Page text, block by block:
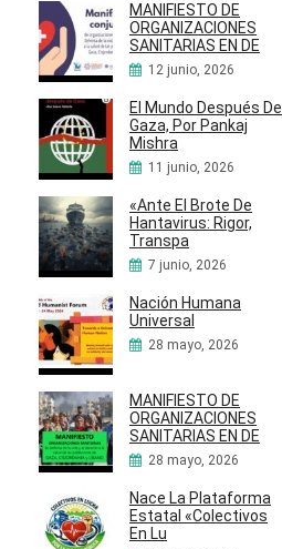
MANIFIESTO DE
ORGANIZACIONES
SANITARIAS EN DE
12 junio, 2026
El Mundo Después De
Gaza, Por Pankaj
Mishra
11 junio, 2026
«Ante El Brote De
Hantavirus: Rigor,
Transpa
7 junio, 2026
Nación Humana
Universal
28 mayo, 2026
MANIFIESTO DE
ORGANIZACIONES
SANITARIAS EN DE
28 mayo, 2026
Nace La Plataforma
Estatal «Colectivos
En Lu